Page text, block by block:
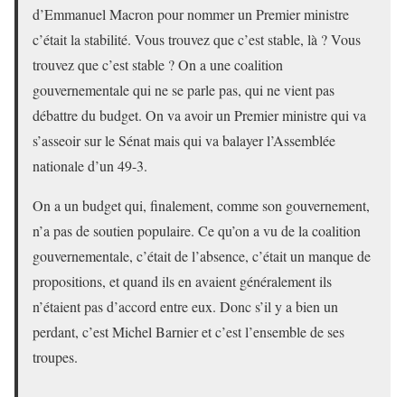
d’Emmanuel Macron pour nommer un Premier ministre
c’était la stabilité. Vous trouvez que c’est stable, là ? Vous
trouvez que c’est stable ? On a une coalition
gouvernementale qui ne se parle pas, qui ne vient pas
débattre du budget. On va avoir un Premier ministre qui va
s’asseoir sur le Sénat mais qui va balayer l’Assemblée
nationale d’un 49-3.
On a un budget qui, finalement, comme son gouvernement,
n’a pas de soutien populaire. Ce qu’on a vu de la coalition
gouvernementale, c’était de l’absence, c’était un manque de
propositions, et quand ils en avaient généralement ils
n’étaient pas d’accord entre eux. Donc s’il y a bien un
perdant, c’est Michel Barnier et c’est l’ensemble de ses
troupes.